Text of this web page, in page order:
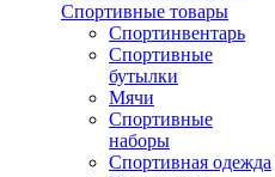
Спортивные товары
Спортинвентарь
Спортивные
бутылки
Мячи
Спортивные
наборы
Спортивная одежда